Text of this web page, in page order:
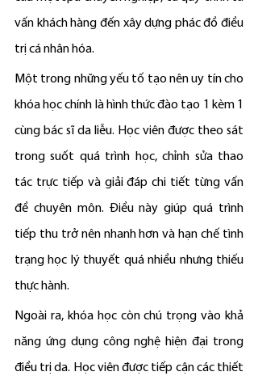
vấn khách hàng đến xây dựng phác đồ điều
trị cá nhân hóa.
Một trong những yếu tố tạo nên uy tín cho
khóa học chính là hình thức đào tạo 1 kèm 1
cùng bác sĩ da liễu. Học viên được theo sát
trong suốt quá trình học, chỉnh sửa thao
tác trực tiếp và giải đáp chi tiết từng vấn
đề chuyên môn. Điều này giúp quá trình
tiếp thu trở nên nhanh hơn và hạn chế tình
trạng học lý thuyết quá nhiều nhưng thiếu
thực hành.
Ngoài ra, khóa học còn chú trọng vào khả
năng ứng dụng công nghệ hiện đại trong
điều trị da. Học viên được tiếp cận các thiết